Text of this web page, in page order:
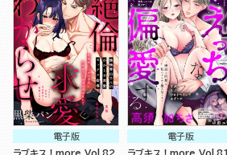
電子版
ラブキス！more Vol.82
電子版
ラブキス！more Vol.81